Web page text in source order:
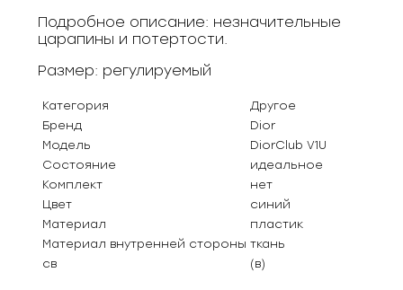
Подробное описание: незначительные
царапины и потертости.
Размер: регулируемый
Категория
Другое
Бренд
Dior
Модель
DiorClub V1U
Состояние
идеальное
Комплект
нет
Цвет
синий
Материал
пластик
Материал внутренней стороны ткань
св
(в)